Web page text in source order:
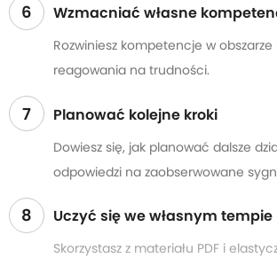
6 Wzmacniać własne
Rozwiniesz kompetencje w
reagowania na trudności.
7 Planować kolejne kroki
Dowiesz się, jak planować dalsze
odpowiedzi na zaobserwowane
8 Uczyć się we własnym tempie
Skorzystasz z materiału PDF i